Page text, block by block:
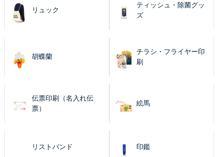
リュック
ティッシュ・除菌グッ
ズ
胡蝶蘭
チラシ・フライヤー印
刷
伝票印刷（名入れ伝
票）
絵馬
リストバンド 印鑑